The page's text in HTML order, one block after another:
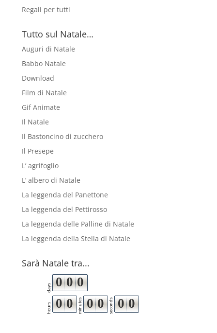
Regali per tutti
Tutto sul Natale…
Auguri di Natale
Babbo Natale
Download
Film di Natale
Gif Animate
Il Natale
Il Bastoncino di zucchero
Il Presepe
L’ agrifoglio
L’ albero di Natale
La leggenda del Panettone
La leggenda del Pettirosso
La leggenda delle Palline di Natale
La leggenda della Stella di Natale
Sarà Natale tra...
days 0 0 0
hours 0 0 minutes 0 0 seconds 0 0